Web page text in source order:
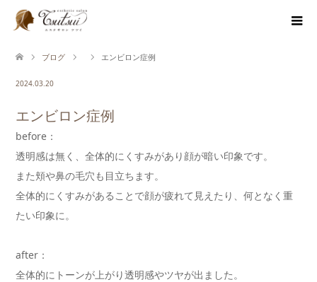
ブログ エンビロン症例
2024.03.20
エンビロン症例
before：
透明感は無く、全体的にくすみがあり顔が暗い印象です。
また頬や鼻の毛穴も目立ちます。
全体的にくすみがあることで顔が疲れて見えたり、何となく重
たい印象に。
after：
全体的にトーンが上がり透明感やツヤが出ました。